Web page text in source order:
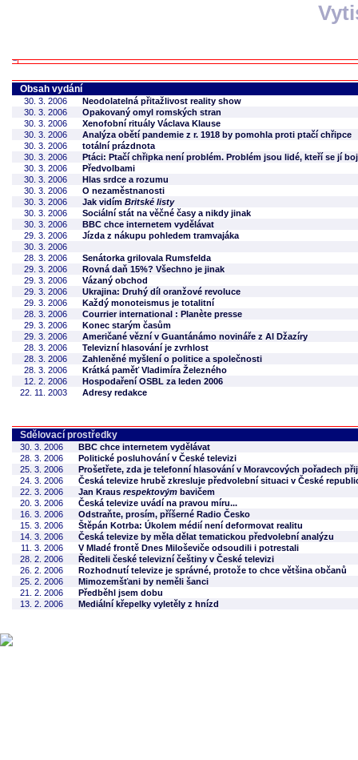
Obsah vydání
30. 3. 2006
Neodolatelná přitažlivost reality show
30. 3. 2006
Opakovaný omyl romských stran
30. 3. 2006
Xenofobní rituály Václava Klause
30. 3. 2006
Analýza obětí pandemie z r. 1918 by pomohla proti ptačí chřipce
30. 3. 2006
totální prázdnota
30. 3. 2006
Ptáci: Ptačí chřipka není problém. Problém jsou lidé, kteří se jí
30. 3. 2006
Předvolbami
30. 3. 2006
Hlas srdce a rozumu
30. 3. 2006
O nezaměstnanosti
30. 3. 2006
Jak vidím Britské listy
30. 3. 2006
Sociální stát na věčné časy a nikdy jinak
30. 3. 2006
BBC chce internetem vydělávat
29. 3. 2006
Jízda z nákupu pohledem tramvajáka
30. 3. 2006
28. 3. 2006
Senátorka grilovala Rumsfelda
29. 3. 2006
Rovná daň 15%? Všechno je jinak
29. 3. 2006
Vázaný obchod
29. 3. 2006
Ukrajina: Druhý díl oranžové revoluce
29. 3. 2006
Každý monoteismus je totalitní
28. 3. 2006
Courrier international : Planète presse
29. 3. 2006
Konec starým časům
29. 3. 2006
Američané vězní v Guantánámo novináře z Al Džazíry
28. 3. 2006
Televizní hlasování je zvrhlost
28. 3. 2006
Zahleněné myšlení o politice a společnosti
28. 3. 2006
Krátká paměť Vladimíra Železného
12. 2. 2006
Hospodaření OSBL za leden 2006
22. 11. 2003
Adresy redakce
Sdělovací prostředky
30. 3. 2006
BBC chce internetem vydělávat
28. 3. 2006
Politické posluhování v České televizi
25. 3. 2006
Prošetřete, zda je telefonní hlasování v Moravcových pořadech
24. 3. 2006
Česká televize hrubě zkresluje předvolební situaci v České
22. 3. 2006
Jan Kraus respektovým bavičem
20. 3. 2006
Česká televize uvádí na pravou míru...
16. 3. 2006
Odstraňte, prosím, příšerné Radio Česko
15. 3. 2006
Štěpán Kotrba: Úkolem médií není deformovat realitu
14. 3. 2006
Česká televize by měla dělat tematickou předvolební analýzu
11. 3. 2006
V Mladé frontě Dnes Miloševiče odsoudili i potrestali
28. 2. 2006
Řediteli české televizní češtiny v České televizi
26. 2. 2006
Rozhodnutí televize je správné, protože to chce většina občanů
25. 2. 2006
Mimozemšťani by neměli šanci
21. 2. 2006
Předběhl jsem dobu
13. 2. 2006
Mediální křepelky vyletěly z hnízd